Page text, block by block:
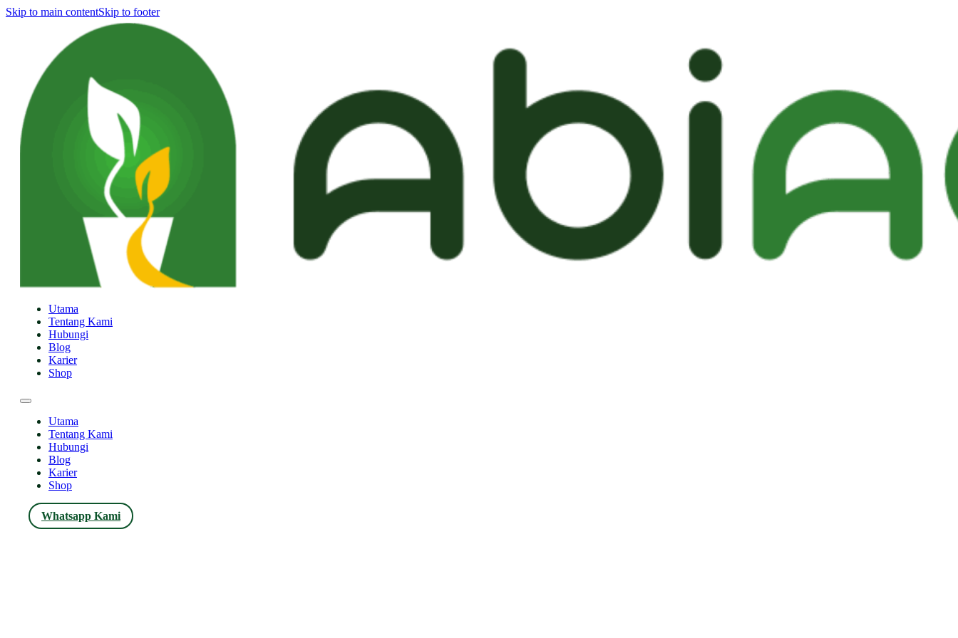
Skip to main contentSkip to footer
Utama
Tentang Kami
Hubungi
Blog
Karier
Shop
Utama
Tentang Kami
Hubungi
Blog
Karier
Shop
Whatsapp Kami